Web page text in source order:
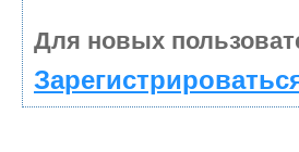
Для новых